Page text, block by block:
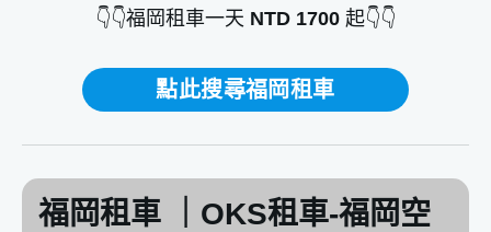
👇👇福岡租車一天 NTD 1700 起👇👇
點此搜尋福岡租車
福岡租車 ｜OKS租車-福岡空